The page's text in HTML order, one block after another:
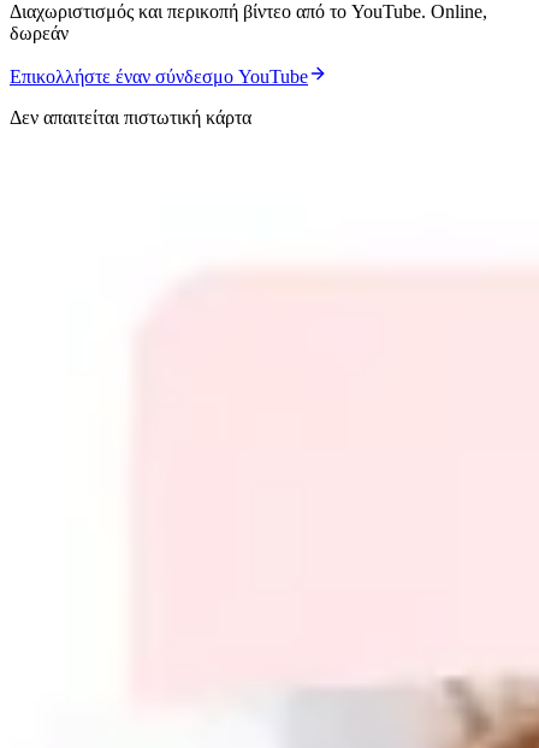
Διαχωριστισμός και περικοπή βίντεο από το YouTube. Online,
δωρεάν
Επικολλήστε έναν σύνδεσμο YouTube
Δεν απαιτείται πιστωτική κάρτα